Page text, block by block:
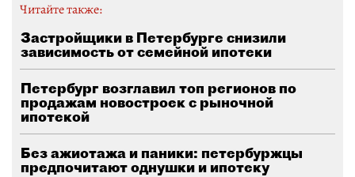
Читайте также:
Застройщики в Петербурге снизили
зависимость от семейной ипотеки
Петербург возглавил топ регионов по
продажам новостроек с рыночной
ипотекой
Без ажиотажа и паники: петербуржцы
предпочитают однушки и ипотеку